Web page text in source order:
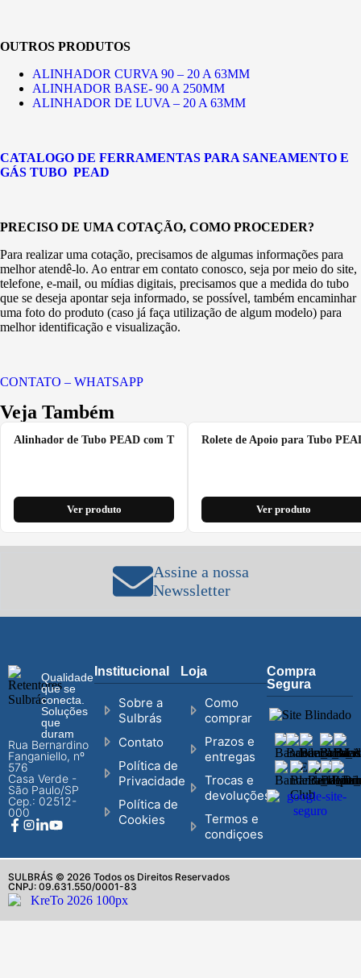
OUTROS PRODUTOS
ALINHADOR CURVA 90 – 20 A 63MM
ALINHADOR BASE- 90 A 250MM
ALINHADOR DE LUVA – 20 A 63MM
CATALOGO DE FERRAMENTAS PARA SANEAMENTO E
GÁS TUBO PEAD
PRECISO DE UMA COTAÇÃO, COMO PROCEDER?
Para realizar uma cotação, precisamos de algumas informações para
melhor atendê-lo. Ao entrar em contato conosco, seja por meio do site,
telefone, e-mail, ou mídias digitais, precisamos que a medida do tubo
que se deseja apontar seja informado, se possível, também encaminhar
uma foto do produto (caso já faça utilização de algum modelo) para
melhor identificação e visualização.
CONTATO – WHATSAPP
Veja Também
Alinhador de Tubo PEAD com T
Ver produto
Rolete de Apoio para Tubo
Ver produto
Assine a nossa
Newssletter
Qualidade
que se
conecta.
Soluções
que
duram
Rua Bernardino
Fanganiello, nº
576
Casa Verde -
São Paulo/SP
Cep.: 02512-
000
Institucional
Sobre a
Sulbrás
Contato
Política de
Privacidade
Política de
Cookies
Loja
Como
comprar
Prazos e
entregas
Trocas e
devoluções
Termos e
condiçoes
Compra
Segura
SULBRÁS © 2026 Todos os Direitos Reservados
CNPJ: 09.631.550/0001-83